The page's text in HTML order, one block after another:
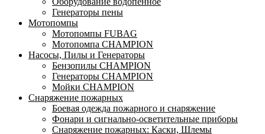
Генераторы пены
Мотопомпы
Мотопомпы FUBAG
Мотопомпа CHAMPION
Насосы, Пилы и Генераторы
Бензопилы CHAMPION
Генераторы CHAMPION
Мойки CHAMPION
Снаряжение пожарных
Боевая одежда пожарного и снаряжение
Фонари и сигнально-осветительные приборы
Снаряжение пожарных: Каски, Шлемы